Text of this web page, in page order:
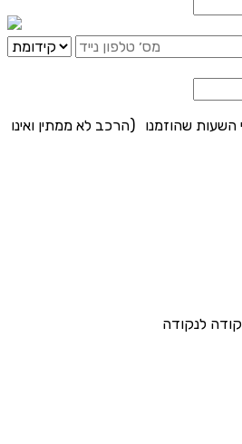
שהוזמנו (הרכב לא ממתין ואינו
לנקודה